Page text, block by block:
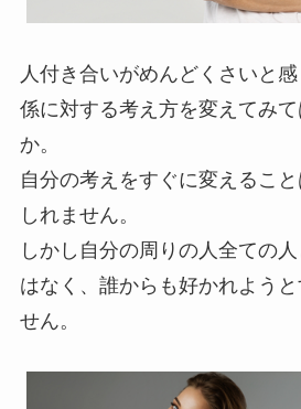
人付き合いがめんどくさいと
係に対する考え方を変えてみ
か。
自分の考えをすぐに変えるこ
しれません。
しかし自分の周りの人全ての
はなく、誰からも好かれよう
せん。